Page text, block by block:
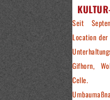
Seit
Location
Gifhorn,
Celle.